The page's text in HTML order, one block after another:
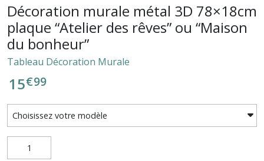
Décoration murale métal 3D 78×18cm
plaque “Atelier des rêves” ou “Maison
du bonheur”
Tableau Décoration Murale
15€99